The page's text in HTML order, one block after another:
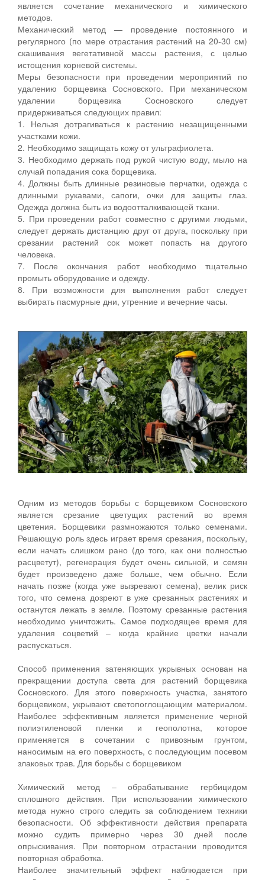
является сочетание механического и химического
методов.
Механический метод — проведение постоянного и
регулярного (по мере отрастания растений на 20-30 см)
скашивания вегетативной массы растения, с целью
истощения корневой системы.
Меры безопасности при проведении мероприятий по
удалению борщевика Сосновского. При механическом
удалении борщевика Сосновского следует
придерживаться следующих правил:
1. Нельзя дотрагиваться к растению незащищенными
участками кожи.
2. Необходимо защищать кожу от ультрафиолета.
3. Необходимо держать под рукой чистую воду, мыло на
случай попадания сока борщевика.
4. Должны быть длинные резиновые перчатки, одежда с
длинными рукавами, сапоги, очки для защиты глаз.
Одежда должна быть из водоотталкивающей ткани.
5. При проведении работ совместно с другими людьми,
следует держать дистанцию друг от друга, поскольку при
срезании растений сок может попасть на другого
человека.
7. После окончания работ необходимо тщательно
промыть оборудование и одежду.
8. При возможности для выполнения работ следует
выбирать пасмурные дни, утренние и вечерние часы.
Одним из методов борьбы с борщевиком Сосновского
является срезание цветущих растений во время
цветения. Борщевики размножаются только семенами.
Решающую роль здесь играет время срезания, поскольку,
если начать слишком рано (до того, как они полностью
расцветут), регенерация будет очень сильной, и семян
будет произведено даже больше, чем обычно. Если
начать позже (когда уже вызревают семена), велик риск
того, что семена дозреют в уже срезанных растениях и
останутся лежать в земле. Поэтому срезанные растения
необходимо уничтожить. Самое подходящее время для
удаления соцветий – когда крайние цветки начали
распускаться.
Способ применения затеняющих укрывных основан на
прекращении доступа света для растений борщевика
Сосновского. Для этого поверхность участка, занятого
борщевиком, укрывают светопоглощающим материалом.
Наиболее эффективным является применение черной
полиэтиленовой пленки и геополотна, которое
применяется в сочетании с привозным грунтом,
наносимым на его поверхность, с последующим посевом
злаковых трав. Для борьбы с борщевиком
Химический метод – обрабатывание гербицидом
сплошного действия. При использовании химического
метода нужно строго следить за соблюдением техники
безопасности. Об эффективности действия препарата
можно судить примерно через 30 дней после
опрыскивания. При повторном отрастании проводится
повторная обработка.
Наиболее значительный эффект наблюдается при